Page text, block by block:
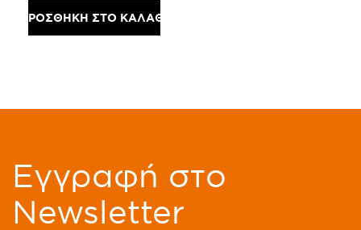
ΠΡΟΣΘΗΚΗ ΣΤΟ ΚΑΛΑΘΙ
Eγγραφή στο
Newsletter